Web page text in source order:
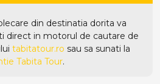
din destinatia dorita va
direct in motorul de cautare de
tabitatour.ro sau sa sunati la
Tabita Tour.